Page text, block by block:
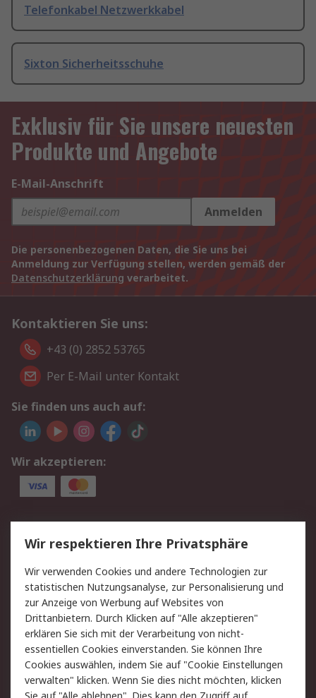
Telefonkabel Netzwerkkabel
Sixton Sicherheitsschuhe
Exklusiv für Sie unsere neuesten
Produkte und Angebote
E-Mail-Anschrift
Anmelden
Die personenbezogenen Daten, die Sie uns bei
Anmeldung zur Verfügung stellen, werden gemäß der
Datenschutzerklärung verarbeitet.
Kontaktieren Sie uns:
+43 (0) 2852 53765
Per E-Mail unter Kontakt
Sie finden uns auch auf:
Wir akzeptieren:
Service
Value Added Services
Lieferlösungen
Rücksendung/Entsorgung Kontakt
Hilfe
Rechtliches
RS Verkaufs- und
Lieferbedingungen
Datenschutz
Cookie-Richtlinie Zahlungsbedingungen
Wir respektieren Ihre Privatsphäre
Wir verwenden Cookies und andere Technologien zur
statistischen Nutzungsanalyse, zur Personalisierung und
zur Anzeige von Werbung auf Websites von
Drittanbietern. Durch Klicken auf "Alle akzeptieren"
erklären Sie sich mit der Verarbeitung von nicht-
essentiellen Cookies einverstanden. Sie können Ihre
Cookies auswählen, indem Sie auf "Cookie Einstellungen
verwalten" klicken. Wenn Sie dies nicht möchten, klicken